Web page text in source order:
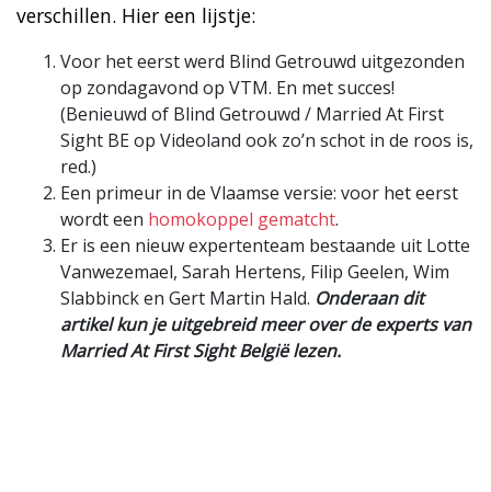
verschillen. Hier een lijstje:
Voor het eerst werd Blind Getrouwd uitgezonden
op zondagavond op VTM. En met succes!
(Benieuwd of Blind Getrouwd / Married At First
Sight BE op Videoland ook zo’n schot in de roos is,
red.)
Een primeur in de Vlaamse versie: voor het eerst
wordt een homokoppel gematcht.
Er is een nieuw expertenteam bestaande uit Lotte
Vanwezemael, Sarah Hertens, Filip Geelen, Wim
Slabbinck en Gert Martin Hald. Onderaan dit
artikel kun je uitgebreid meer over de experts van
Married At First Sight België lezen.